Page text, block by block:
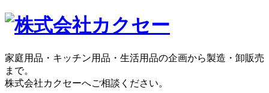
家庭用品・キッチン用品・生活用品の企画から製造・卸販売
まで。
株式会社カクセーへご相談ください。